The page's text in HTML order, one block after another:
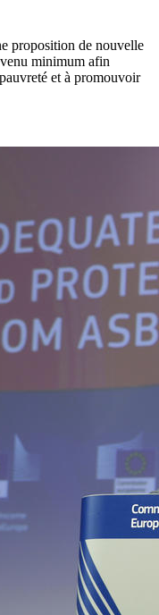
proposition de nouvelle
minimum afin
et à promouvoir